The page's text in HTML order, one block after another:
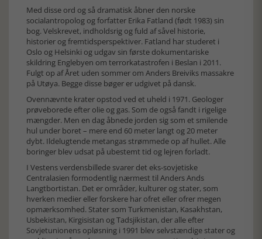
Med disse ord og så dramatisk åbner den norske
socialantropolog og forfatter Erika Fatland (født 1983) sin
bog. Velskrevet, indholdsrig og fuld af såvel historie,
historier og fremtidsperspektiver. Fatland har studeret i
Oslo og Helsinki og udgav sin første dokumentariske
skildring Englebyen om terrorkatastrofen i Beslan i 2011.
Fulgt op af Året uden sommer om Anders Breiviks massakre
på Utøya. Begge disse bøger er udgivet på dansk.
Ovennævnte krater opstod ved et uheld i 1971. Geologer
prøveborede efter olie og gas. Som de også fandt i rigelige
mængder. Men en dag åbnede jorden sig som et smilende
hul under boret – mere end 60 meter langt og 20 meter
dybt. Ildelugtende metangas strømmede op af hullet. Alle
boringer blev udsat på ubestemt tid og lejren forladt.
I Vestens verdensbillede svarer det eks-sovjetiske
Centralasien formodentlig nærmest til Anders Ands
Langtbortistan. Det er områder, kulturer og stater, som
hverken medier eller forskere har ofret eller ofrer megen
opmærksomhed. Stater som Turkmenistan, Kasakhstan,
Usbekistan, Kirgisistan og Tadsjikistan, der alle efter
Sovjetunionens opløsning i 1991 blev selvstændige stater og